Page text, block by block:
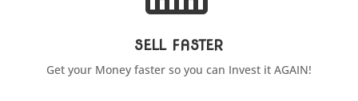
SELL FASTER
Get your Money faster so you can Invest it AGAIN!